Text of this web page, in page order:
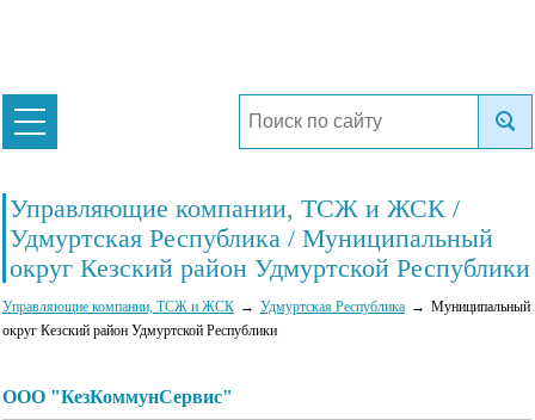
Управляющие компании, ТСЖ и ЖСК /
Удмуртская Республика / Муниципальный
округ Кезский район Удмуртской Республики
Управляющие компании, ТСЖ и ЖСК Удмуртская Республика
Муниципальный
округ Кезский район Удмуртской Республики
ООО "КезКоммунСервис"